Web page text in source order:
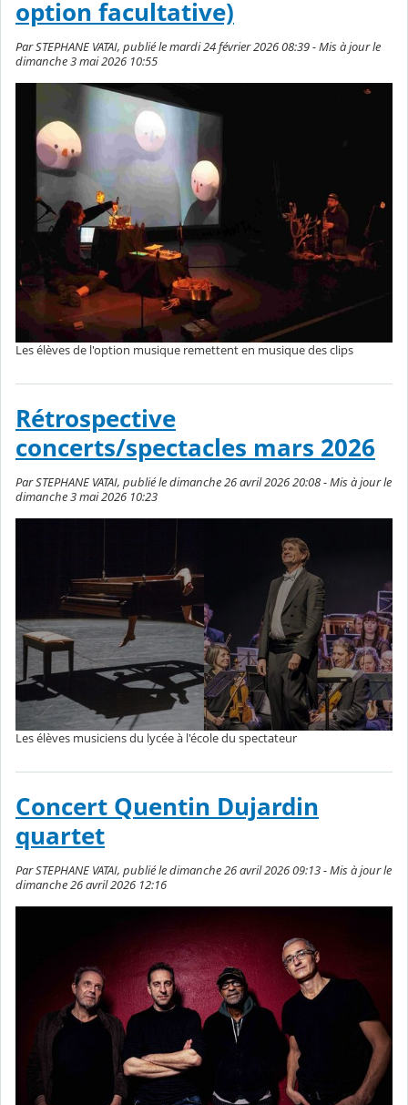
option facultative)
Par STEPHANE VATAI, publié le mardi 24 février 2026 08:39 - Mis à jour le
dimanche 3 mai 2026 10:55
Les élèves de l'option musique remettent en musique des clips
Rétrospective
concerts/spectacles mars 2026
Par STEPHANE VATAI, publié le dimanche 26 avril 2026 20:08 - Mis à jour le
dimanche 3 mai 2026 10:23
Les élèves musiciens du lycée à l'école du spectateur
Concert Quentin Dujardin
quartet
Par STEPHANE VATAI, publié le dimanche 26 avril 2026 09:13 - Mis à jour le
dimanche 26 avril 2026 12:16